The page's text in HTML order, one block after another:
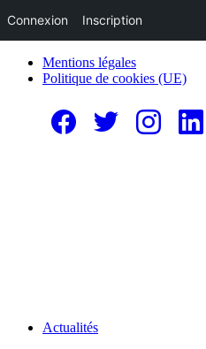
Mentions légales
Politique de cookies (UE)
Actualités
Connexion Inscription